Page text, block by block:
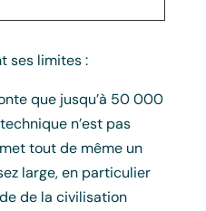
ses limites :
que jusqu’à 50 000
n’est pas
tout de même un
large, en particulier
de la civilisation